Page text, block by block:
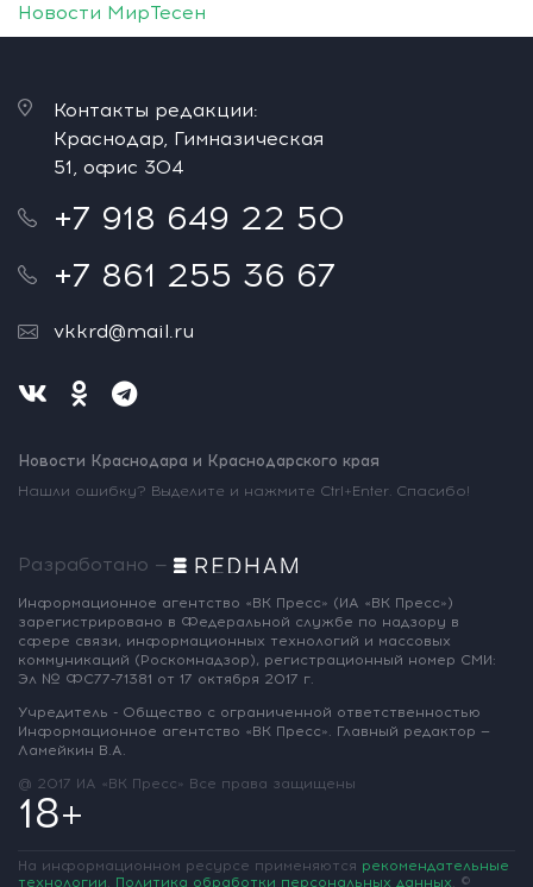
Новости МирТесен
Контакты редакции:
Краснодар, Гимназическая
51, офис 304
+7 918 649 22 50
+7 861 255 36 67
vkkrd@mail.ru
Новости Краснодара и Краснодарского края
Нашли ошибку? Выделите и нажмите Ctrl+Enter. Спасибо!
Разработано —
Информационное агентство «ВК Пресс» (ИА «ВК Пресс»)
зарегистрировано в Федеральной службе по надзору в
сфере связи, информационных технологий и массовых
коммуникаций (Роскомнадзор), регистрационный номер СМИ:
Эл № ФС77-71381 от 17 октября 2017 г.
Учредитель - Общество с ограниченной ответственностью
Информационное агентство «ВК Пресс». Главный редактор —
Ламейкин В.А.
@ 2017 ИА «ВК Пресс» Все права защищены
18+
На информационном ресурсе применяются рекомендательные
технологии. Политика обработки персональных данных. ©